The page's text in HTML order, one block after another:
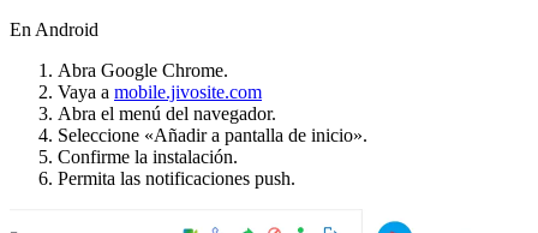
En Android
Abra Google Chrome.
Vaya a mobile.jivosite.com
Abra el menú del navegador.
Seleccione «Añadir a pantalla de inicio».
Confirme la instalación.
Permita las notificaciones push.